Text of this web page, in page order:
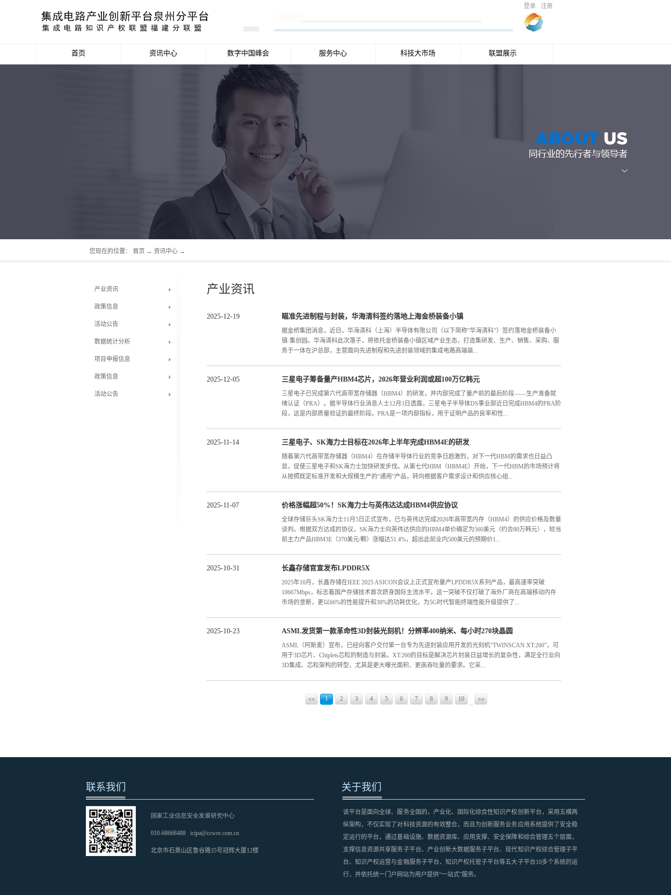
登录 注册
首页 资讯中心 数字中国峰会 服务中心 科技大市场 联盟展示
产业资讯
政策信息
活动公告
数据统计分析
项目申报信息
政策信息
活动公告
产业资讯
您现在的位置： 首页 → 资讯中心 →
瞄准先进制程与封装，华海清科签约落地上海金桥装备小镇
据金桥集团消息，近日，华海清科（上海）半导体有限公司（以下简称“华海清科”）签约落地金桥装备小
镇·集创园。华海清科此次落子，将依托金桥装备小镇区域产业生态，打造集研发、生产、销售、采购、服
务于一体在沪总部，主营面向先进制程和先进封装领域的集成电路高端装...
备。项目落地后，补齐上海集成电路装备的品类，为上海集成电路产业发展战略添砖加瓦。据介绍，此次
落地金桥装备小镇，华海清科在上海布局的主要业务和产品为面向先进制程和先进封装领域的离子注入装
备、化学机械抛光装备、高精度磨划装备，本阶段初步建成上海研发生产中心，将紧跟上海及长三角地区
重要客户不断演进的制程工艺节点，向更小的工艺节点以及3D IC先进封装等更丰富的新兴应用场景迈进，
进封装等产线的重点客户需求；同时，建设长三角区域客户技术服务中心及库存管理中心，提升客户服务
能力和响应速度、提高维保和PM等技术服务业务的运营效率，为上海及长三角地区的客户提供一流的技术
济高质量发展、构筑发展新优势的重要空间。华海清科凭借在高端半导体装备的全面布局与持续创新，已
发展成为半导体产业的重要领军力量。华海清科秉持正向研发的原创精神，坚持自主创新之路，业务范围
从化学机械...
2025-12-19
三星电子筹备量产HBM4芯片，2026年营业利润或超100万亿韩元
三星电子已完成第六代高带宽存储器（HBM4）的研发，并内部完成了量产前的最后阶段——生产准备就
绪认证（PRA）。据半导体行业消息人士12月3日透露，三星电子半导体DS事业部近日完成HBM4的PRA阶
段，这是内部质量验证的最终阶段。PRA是一项内部指标，用于证明产品的良率和性...
能已达到量产标准。三星电子通过将10nm级第六代（1c）DRAM芯片与采用其代工部门4nm逻辑工艺制造
的基础芯片相结合，克服了发热和速度方面的技术挑战。此次PRA的批准表明，三星电子已进入新阶段，
其制造竞争力不再仅仅停留在研发阶段，而是能够直接转化为盈利能力。三星的业绩预计将大幅增长。金
融投资行业预计，该公司2026年的年度营业利润将接近或超过100万亿韩元，创历史新高。具体来看，2025
~105万亿韩元，比今年增长2~2.5倍。尤其值得一提的是，预计仅DS部门2026年的营业利润就将达到77万
亿~93万亿韩元。 来源：IC汇
2025-12-05
三星电子、SK海力士目标在2026年上半年完成HBM4E的研发
随着第六代高带宽存储器（HBM4）在存储半导体行业的竞争日趋激烈，对下一代HBM的需求也日益凸
显，促使三星电子和SK海力士加快研发步伐。从第七代HBM（HBM4E）开始，下一代HBM的市场预计将
从按照既定标准开发和大规模生产的“通用”产品，转向根据客户需求设计和供应核心组...
件的“定制”产品。据韩媒报道称，有业内消息透露，三星电子与SK海力士已设定目标，力争最早于明年上
半年完成HBM4E的开发工作。据悉，HBM4E将搭载于包括英伟达“Rubin”平台旗舰型号R300在内的全球大
型科技企业的新一代人工智能（AI）加速器中。鉴于搭载HBM4E的AI加速器计划于2027年正式发布，相关
厂商正加速推进研发，争取在明年下半年完成产品品质验证。据TrendForce报道，新一代AI加速器中首次采
的定制解决方案，其中核心部件将根据个人客户的需求进行定制，这种转变有可能成为影响供应商竞争的
一个重要因素。所谓的定制设计，意思是HBM基础裸片（Base Die）可以根据特定客户的要求来进行设计
户需求。从HBM4开始，三星就开始利用自家的代工厂生产基础裸片，这可能是其获得优势的基础。虽然
SK海力士也是从HBM4开始...
2025-11-14
​价格涨幅超50%！SK海力士与英伟达达成HBM4供应协议
全球存储巨头SK海力士11月5日正式宣布，已与英伟达完成2026年高带宽内存（HBM4）的供应价格及数量
谈判。根据双方达成的协议，SK海力士向英伟达供应的HBM4单价确定为560美元（约合80万韩元），较当
前主力产品HBM3E（370美元/颗）涨幅达51.4%，超出此前业内500美元的预期价1...
2%。这一合作不仅巩固了SK海力士在HBM市场的主导地位，更折射出AI时代高端内存供需失衡的行业现
状。此次谈判的核心焦点在于价格涨幅。据熟悉谈判进程的消息人士透露，SK海力士因HBM4的技术升级
提出溢价诉求，而英伟达初期考虑到三星、美光等竞争对手的产能布局持保留态度，最终达成的560美元单
价基本契合SK海力士的报价预期。此次合作对双方业绩均具里程碑意义。对SK海力士而言，HBM4业务营
献约25万亿韩元营业利润，推动公司整体利润突破70万亿韩元。对英伟达来说，锁定稳定的HBM4供应是
其下一代AI芯片“Rubin”顺利量产的关键，该芯片将搭载HBM4实现算力跃升，进一步巩固其在AI半导体市
传输带宽达到2TB/s，较HBM3E提升60%，单颗容量最高达36GB，并同时首次集成逻辑制程功能；此外，
SK海...
2025-11-07
长鑫存储官宣发布LPDDR5X
2025年10月，长鑫存储在IEEE 2025 ASICON会议上正式宣布量产LPDDR5X系列产品，最高速率突破
10667Mbps，标志着国产存储技术首次跻身国际主流水平。这一突破不仅打破了海外厂商在高端移动内存
市场的垄断，更以66%的性能提升和30%的功耗优化，为5G时代智能终端性能升级提供了...
关键支撑。作为第五代超低功耗双倍速率动态随机存储器，LPDDR5X通过创新的封装技术和内存架构优
化，实现了三大核心突破：速率跃升、能效优化和兼容性增强。最高速率达10667Mbps，较上一代LPDDR5
提升66%，可轻松支撑8K视频连拍、高帧率游戏等高频场景；功耗降低30%，工作电压进一步下探，显著
延长移动设备续航；同时完整兼容LPDDR5标准，支持平滑升级路径。其中，10667Mbps速率产品已启动客
颈。长鑫存储首创的uPoP®小型封装技术成为另一亮点。该封装通过三维堆叠设计，将内存颗粒与逻辑芯
片集成于单一封装内，厚度可挑战0.58mm极限，满足旗舰手机"更轻更薄"的设计需求。这一创新不仅缩小
了主板占用空间，更通过缩短信号传输路径进一步提升了能效比。此次突破具有三重战略价值：技术对标
2025-10-31
ASML发货第一款革命性3D封装光刻机！分辨率400纳米、每小时270块晶圆
ASML（阿斯麦）宣布，已经向客户交付第一台专为先进封装应用开发的光刻机“TWINSCAN XT:260”，可
用于3D芯片、Chiplets芯粒的制造与封装。XT:260的目标是解决芯片封装日益增长的复杂性，满足全行业向
3D集成、芯粒架构的转型，尤其是更大曝光面积、更高吞吐量的要求。它采...
用波长为365纳米的i线光刻技术（i-line lithography），分辨率约为400纳米，NA（孔径数值）0.35，生产速
度高达每小时270块晶圆，是现有先进封装光刻机的足足4倍。 来源：中电网
2025-10-23
1 2 3 4 5 6 7 8 9 10
...
联系我们 关于我们
国家工业信息安全发展研究中心
010-68668488 icipa@ccwre.com.cn
北京市石景山区鲁谷路35号冠辉大厦12楼
该平台是面向全球、服务全国的，产业化、国际化综合性知识产权创新平台，采用五横两
纵架构，不仅实现了对科技资源的有效整合，而且为创新服务业务应用系统提供了安全稳
定运行的平台，通过基础设施、数据资源库、应用支撑、安全保障和综合管理五个层面，
支撑信息资源共享服务子平台、产业创新大数据服务子平台、现代知识产权综合管理子平
台、知识产权运营与金融服务子平台、知识产权托管子平台等五大子平台10多个系统的运
行，并依托统一门户网站为用户提供“一站式”服务。